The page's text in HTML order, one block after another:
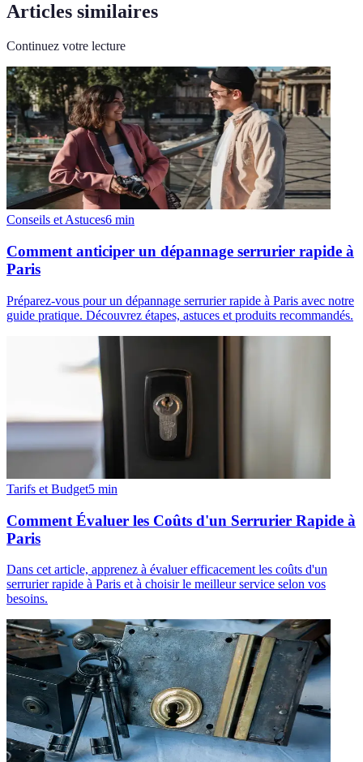
Articles similaires
Continuez votre lecture
Conseils et Astuces6 min
Comment anticiper un dépannage serrurier rapide à
Paris
Préparez-vous pour un dépannage serrurier rapide à Paris avec notre
guide pratique. Découvrez étapes, astuces et produits recommandés.
Tarifs et Budget5 min
Comment Évaluer les Coûts d'un Serrurier Rapide à
Paris
Dans cet article, apprenez à évaluer efficacement les coûts d'un
serrurier rapide à Paris et à choisir le meilleur service selon vos
besoins.